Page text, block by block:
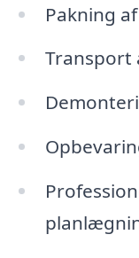
Pakning
Transport